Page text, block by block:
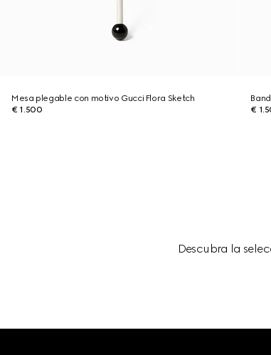
Mesa plegable con motivo Gucci Flora Sketch
€ 1.500
€
Descubra la